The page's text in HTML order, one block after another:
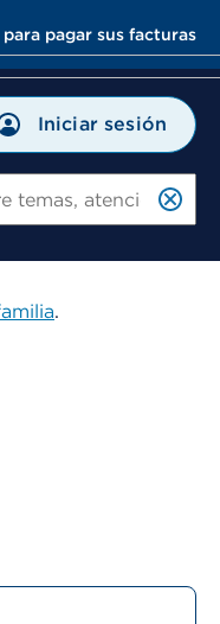
para pagar sus facturas
Iniciar sesión
.